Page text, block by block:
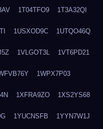
1T04TFO9 1T3A32QI
1USXOD9C 1UTQO46Q
1VLGOT3L 1VT6PD21
1WPX7P03
1XFRA9ZO 1XS2YS68
1YUCNSFB 1YYN7W1J